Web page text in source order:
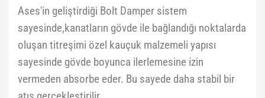
Ases'in geliştirdiği Bolt Damper sistem
sayesinde,kanatların gövde ile bağlandığı noktalarda
oluşan titreşimi özel kauçuk malzemeli yapısı
sayesinde gövde boyunca ilerlemesine izin
vermeden absorbe eder. Bu sayede daha stabil bir